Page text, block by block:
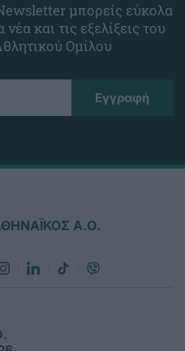
μπορείς εύκολα
και τις εξελίξεις του
Ομίλου
Α.Ο.